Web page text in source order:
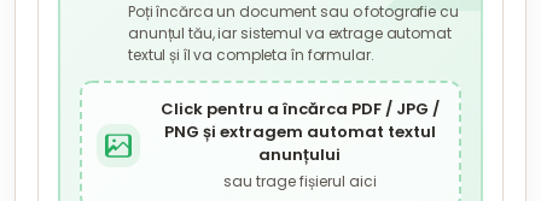
Poți încărca un document sau o fotografie cu
anunțul tău, iar sistemul va extrage automat
textul și îl va completa în formular.
Click pentru a încărca PDF / JPG /
PNG și extragem automat textul
anunțului
sau trage fișierul aici